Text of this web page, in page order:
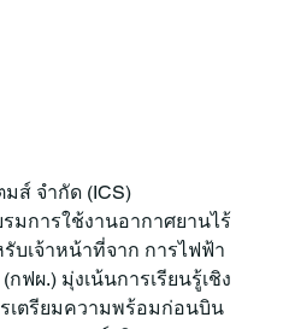
มส์ จำกัด (ICS)
มการใช้งานอากาศยานไร้
บเจ้าหน้าที่จาก การไฟฟ้า
ฟผ.) มุ่งเน้นการเรียนรู้เชิง
เตรียมความพร้อมก่อนบิน